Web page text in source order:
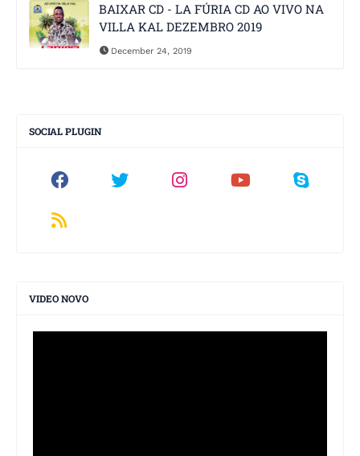
BAIXAR CD - LA FÚRIA CD AO VIVO NA
VILLA KAL DEZEMBRO 2019
December 24, 2019
SOCIAL PLUGIN
VIDEO NOVO